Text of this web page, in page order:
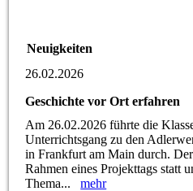
Neuigkeiten
26.02.2026
Geschichte vor Ort erfahren
Am 26.02.2026 führte die
Unterrichtsgang zu den
in Frankfurt am Main durch.
Rahmen eines Projekttags statt
Thema...mehr